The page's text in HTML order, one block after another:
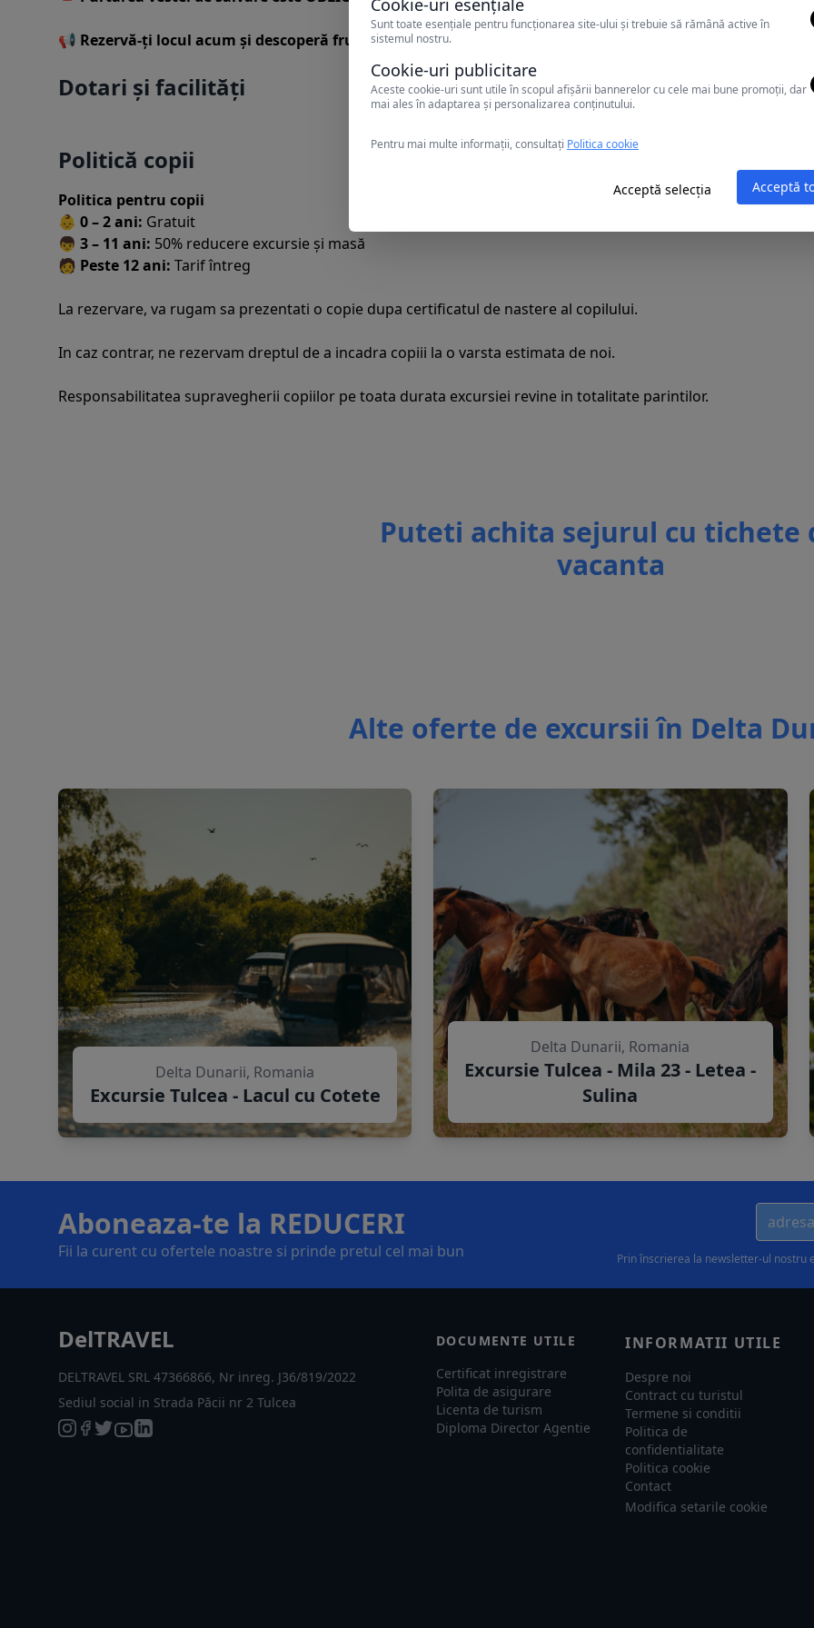
📢 Rezervă-ți locul acum și descoperă frumusețea unică a Deltei Dunării!
Dotari și facilități
Politică copii
Politica pentru copii
👶 0 – 2 ani: Gratuit
👦 3 – 11 ani: 50% reducere excursie și masă
🧑 Peste 12 ani: Tarif întreg
La rezervare, va rugam sa prezentati o copie dupa certificatul de nastere al copilului.
In caz contrar, ne rezervam dreptul de a incadra copiii la o varsta estimata de noi.
Responsabilitatea supravegherii copiilor pe toata durata excursiei revine in totalitate parintilor.
Puteti achita sejurul cu tichete
vacanta
Alte oferte de excursii în Delta
Delta Dunarii, Romania
Excursie Tulcea - Lacul cu Cotete
Delta Dunarii, Romania
Excursie Tulcea - Mila 23 - Letea -
Sulina
Aboneaza-te la REDUCERI
Fii la curent cu ofertele noastre si prinde pretul cel mai bun Prin înscrierea la newsletter-ul nostru
DelTRAVEL
DELTRAVEL SRL 47366866, Nr inreg. J36/819/2022
Sediul social in Strada Păcii nr 2 Tulcea
DOCUMENTE UTILE
Certificat inregistrare
Polita de asigurare
Licenta de turism
Diploma Director Agentie
INFORMATII UTILE
Despre noi
Contract cu turistul
Termene si conditii
Politica de
confidentialitate
Politica cookie
Contact
Modifica setarile cookie
Sunt toate esențiale pentru funcționarea site-ului și trebuie să rămână active în
sistemul nostru.
Cookie-uri publicitare
Aceste cookie-uri sunt utile în scopul afișării bannerelor cu cele mai bune promoții, dar
mai ales în adaptarea și personalizarea conținutului.
Pentru mai multe informații, consultați Politica cookie
Acceptă selecția Acceptă